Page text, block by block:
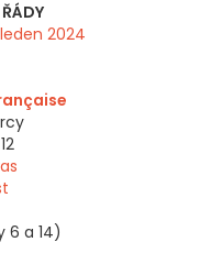
2024
6 a 14)